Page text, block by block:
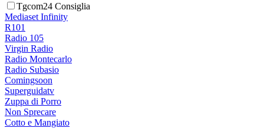
Tgcom24 Consiglia
Mediaset Infinity
R101
Radio 105
Virgin Radio
Radio Montecarlo
Radio Subasio
Comingsoon
Superguidatv
Zuppa di Porro
Non Sprecare
Cotto e Mangiato